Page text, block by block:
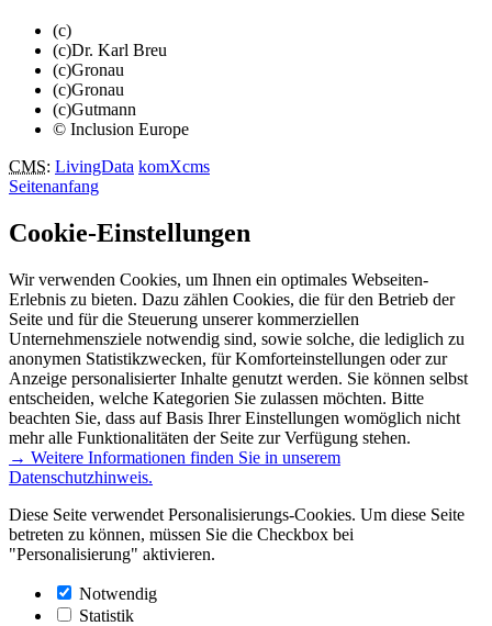
(c)
(c)Dr. Karl Breu
(c)Gronau
(c)Gronau
(c)Gutmann
© Inclusion Europe
CMS: LivingData komXcms
Seitenanfang
Cookie-Einstellungen
Wir verwenden Cookies, um Ihnen ein optimales Webseiten-
Erlebnis zu bieten. Dazu zählen Cookies, die für den Betrieb der
Seite und für die Steuerung unserer kommerziellen
Unternehmensziele notwendig sind, sowie solche, die lediglich zu
anonymen Statistikzwecken, für Komforteinstellungen oder zur
Anzeige personalisierter Inhalte genutzt werden. Sie können selbst
entscheiden, welche Kategorien Sie zulassen möchten. Bitte
beachten Sie, dass auf Basis Ihrer Einstellungen womöglich nicht
mehr alle Funktionalitäten der Seite zur Verfügung stehen.
→ Weitere Informationen finden Sie in unserem
Datenschutzhinweis.
Diese Seite verwendet Personalisierungs-Cookies. Um diese Seite
betreten zu können, müssen Sie die Checkbox bei
"Personalisierung" aktivieren.
Notwendig
Statistik